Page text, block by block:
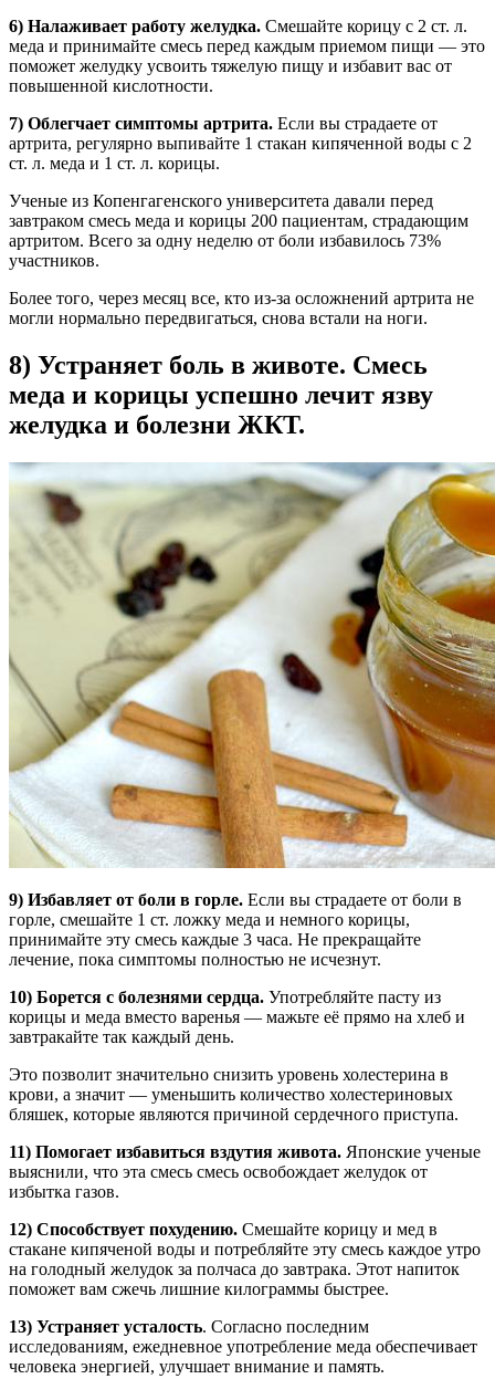
6) Налаживает работу желудка. Смешайте корицу с 2 ст. л.
меда и принимайте смесь перед каждым приемом пищи — это
поможет желудку усвоить тяжелую пищу и избавит вас от
повышенной кислотности.
7) Облегчает симптомы артрита. Если вы страдаете от
артрита, регулярно выпивайте 1 стакан кипяченной воды с 2
ст. л. меда и 1 ст. л. корицы.
Ученые из Копенгагенского университета давали перед
завтраком смесь меда и корицы 200 пациентам, страдающим
артритом. Всего за одну неделю от боли избавилось 73%
участников.
Более того, через месяц все, кто из-за осложнений артрита не
могли нормально передвигаться, снова встали на ноги.
8) Устраняет боль в животе. Смесь
меда и корицы успешно лечит язву
желудка и болезни ЖКТ.
9) Избавляет от боли в горле. Если вы страдаете от боли в
горле, смешайте 1 ст. ложку меда и немного корицы,
принимайте эту смесь каждые 3 часа. Не прекращайте
лечение, пока симптомы полностью не исчезнут.
10) Борется с болезнями сердца. Употребляйте пасту из
корицы и меда вместо варенья — мажьте её прямо на хлеб и
завтракайте так каждый день.
Это позволит значительно снизить уровень холестерина в
крови, а значит — уменьшить количество холестериновых
бляшек, которые являются причиной сердечного приступа.
11) Помогает избавиться вздутия живота. Японские ученые
выяснили, что эта смесь смесь освобождает желудок от
избытка газов.
12) Способствует похудению. Смешайте корицу и мед в
стакане кипяченой воды и потребляйте эту смесь каждое утро
на голодный желудок за полчаса до завтрака. Этот напиток
поможет вам сжечь лишние килограммы быстрее.
13) Устраняет усталость. Согласно последним
исследованиям, ежедневное употребление меда обеспечивает
человека энергией, улучшает внимание и память.